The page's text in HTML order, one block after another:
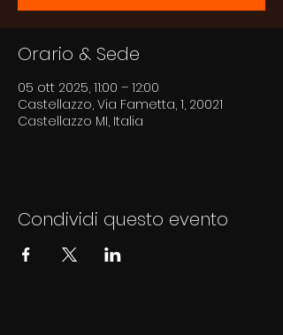
Orario & Sede
05 ott 2025, 11:00 – 12:00
Castellazzo, Via Fametta, 1, 20021
Castellazzo MI, Italia
Condividi questo evento